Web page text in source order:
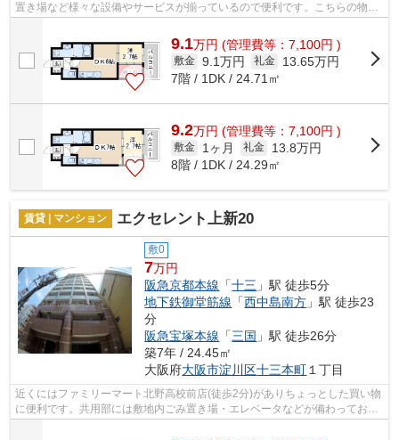
置き場など様々な設備やサービスが揃っているので便利です。こちらの物件
9.1万円 (管理費等：7,100円 )
敷金 9.1万円 礼金
13.65万円
7階 / 1DK / 24.71㎡
9.2万円 (管理費等：7,100円 )
敷金 1ヶ月 礼金
13.8万円
8階 / 1DK / 24.29㎡
賃貸 | マンション エクセレント上新20
敷0
7万円
阪急京都本線 「十三 」駅 徒歩5分
地下鉄御堂筋線 「西中島南方 」駅 徒歩23
分
阪急宝塚本線 「三国 」駅 徒歩26分
築7年 / 24.45㎡
大阪府大阪市淀川区十三本町 １丁目
近くにはファミリーマート北野高校前店(徒歩2分)がありちょっとした買い物
に便利です。共用部には敷地内ごみ置き場・エレベータなどが備わっており